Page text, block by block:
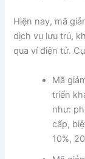
Hiện nay, mã
dịch vụ lưu trú,
qua ví điện tử.
Mã
triển
như:
cấp,
10%,